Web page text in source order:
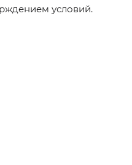
условий.